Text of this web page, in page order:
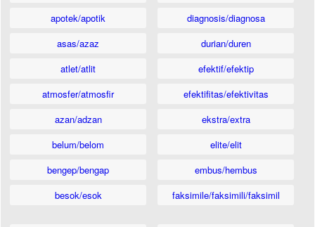
apotek/apotik
asas/azaz
atlet/atlit
atmosfer/atmosfir
azan/adzan
belum/belom
bengep/bengap
besok/esok
diagnosis/diagnosa
durian/duren
efektif/efektip
efektifitas/efektivitas
ekstra/extra
elite/elit
embus/hembus
faksimile/faksimili/faksimil